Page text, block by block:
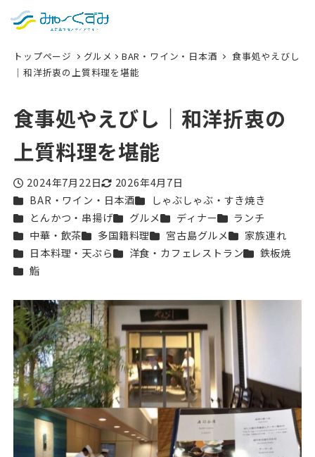
한국어
検索
トップページ グルメ BAR・ワイン・日本酒
食事処やえびし
｜和洋折衷の上質料理を堪能
食事処やえびし｜和洋折衷の
上質料理を堪能
投稿日
2024年7月22日
更新日
2026年4月7日
カテゴリー
BAR・ワイン・日本酒カテゴリー
しゃぶしゃぶ・すき焼き
カテゴリー
とんかつ・串揚げカテゴリー
グルメカテゴリー
ディナーカテゴリー
ランチ
カテゴリー
中華・飲茶カテゴリー
多国籍料理カテゴリー
宮古島グルメカテゴリー
家族連れ
カテゴリー
日本料理・天ぷらカテゴリー
洋食・カフェレストランカテゴリー
鉄板焼
カテゴリー
鮨